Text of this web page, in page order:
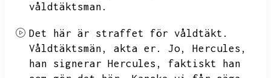
våldtäktsman.
Det här är straffet för våldtäkt.
Våldtäktsmän,
akta er. Jo,
Hercules,
han signerar Hercules,
faktiskt han